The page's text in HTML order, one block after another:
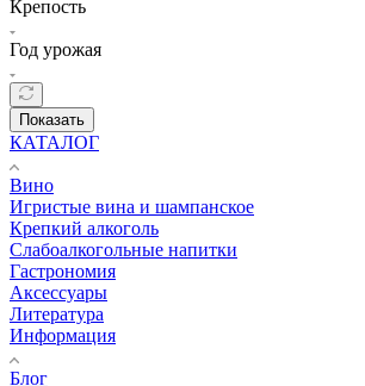
Крепость
Год урожая
Показать
КАТАЛОГ
Вино
Игристые вина и шампанское
Крепкий алкоголь
Слабоалкогольные напитки
Гастрономия
Аксессуары
Литература
Информация
Блог